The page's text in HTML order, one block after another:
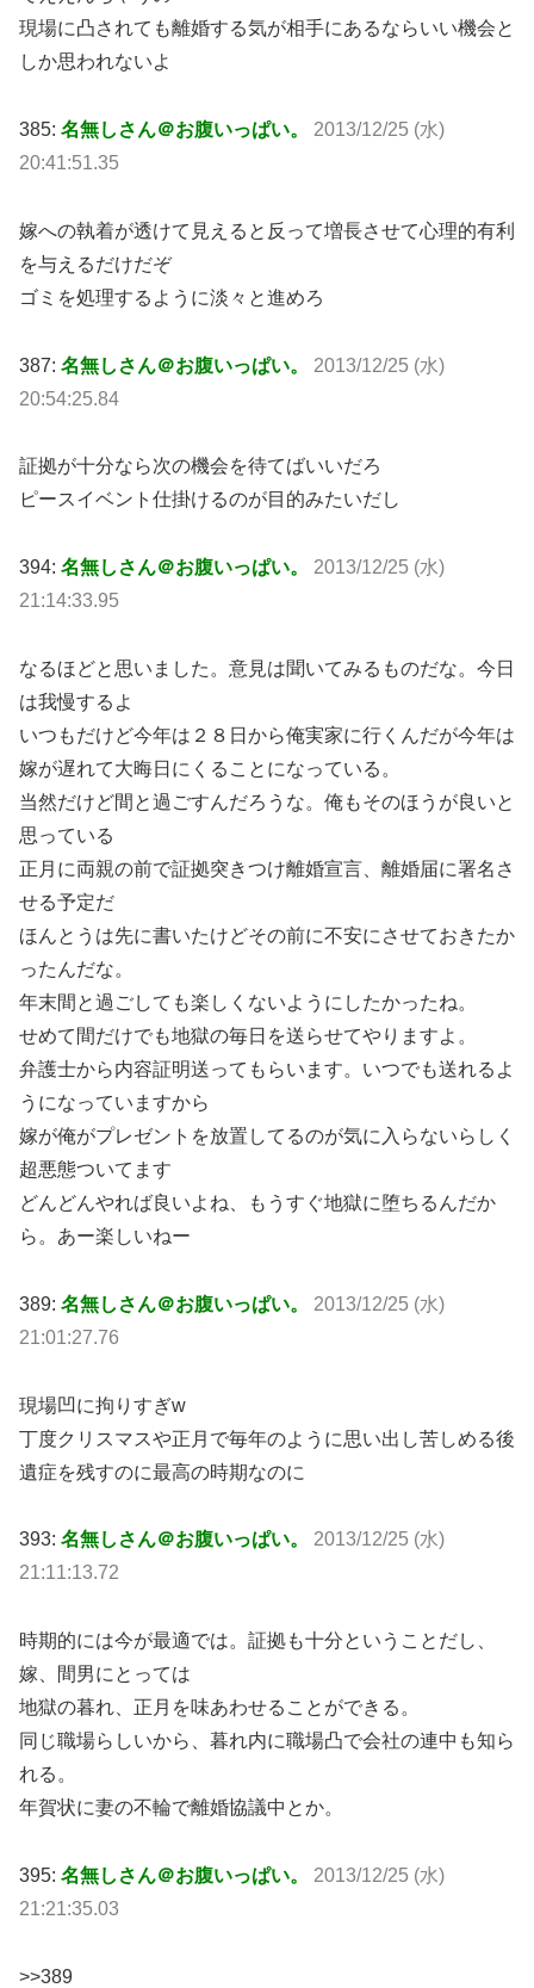
現場に凸されても離婚する気が相手にあるならいい機会と
しか思われないよ
385: 名無しさん＠お腹いっぱい。 2013/12/25 (水)
20:41:51.35
嫁への執着が透けて見えると反って増長させて心理的有利
を与えるだけだぞ
ゴミを処理するように淡々と進めろ
387: 名無しさん＠お腹いっぱい。 2013/12/25 (水)
20:54:25.84
証拠が十分なら次の機会を待てばいいだろ
ピースイベント仕掛けるのが目的みたいだし
394: 名無しさん＠お腹いっぱい。 2013/12/25 (水)
21:14:33.95
なるほどと思いました。意見は聞いてみるものだな。今日
は我慢するよ
いつもだけど今年は２８日から俺実家に行くんだが今年は
嫁が遅れて大晦日にくることになっている。
当然だけど間と過ごすんだろうな。俺もそのほうが良いと
思っている
正月に両親の前で証拠突きつけ離婚宣言、離婚届に署名さ
せる予定だ
ほんとうは先に書いたけどその前に不安にさせておきたか
ったんだな。
年末間と過ごしても楽しくないようにしたかったね。
せめて間だけでも地獄の毎日を送らせてやりますよ。
弁護士から内容証明送ってもらいます。いつでも送れるよ
うになっていますから
嫁が俺がプレゼントを放置してるのが気に入らないらしく
超悪態ついてます
どんどんやれば良いよね、もうすぐ地獄に堕ちるんだか
ら。あー楽しいねー
389: 名無しさん＠お腹いっぱい。 2013/12/25 (水)
21:01:27.76
現場凹に拘りすぎw
丁度クリスマスや正月で毎年のように思い出し苦しめる後
遺症を残すのに最高の時期なのに
393: 名無しさん＠お腹いっぱい。 2013/12/25 (水)
21:11:13.72
時期的には今が最適では。証拠も十分ということだし、
嫁、間男にとっては
地獄の暮れ、正月を味あわせることができる。
同じ職場らしいから、暮れ内に職場凸で会社の連中も知ら
れる。
年賀状に妻の不輪で離婚協議中とか。
395: 名無しさん＠お腹いっぱい。 2013/12/25 (水)
21:21:35.03
>>389